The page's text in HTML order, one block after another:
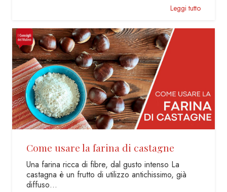
Leggi tutto
Come usare la farina di castagne
Una farina ricca di fibre, dal gusto intenso La
castagna è un frutto di utilizzo antichissimo, già
diffuso…